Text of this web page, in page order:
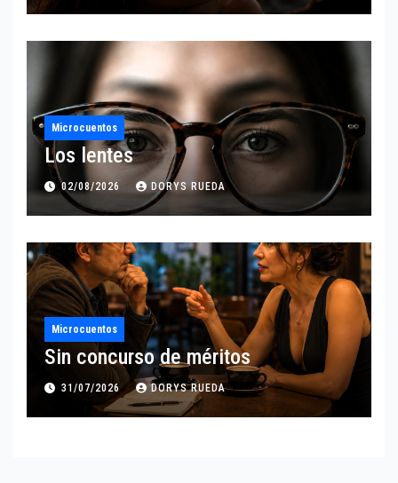
Microcuentos
Los lentes
02/08/2026 DORYS RUEDA
Microcuentos
Sin concurso de méritos
31/07/2026 DORYS RUEDA